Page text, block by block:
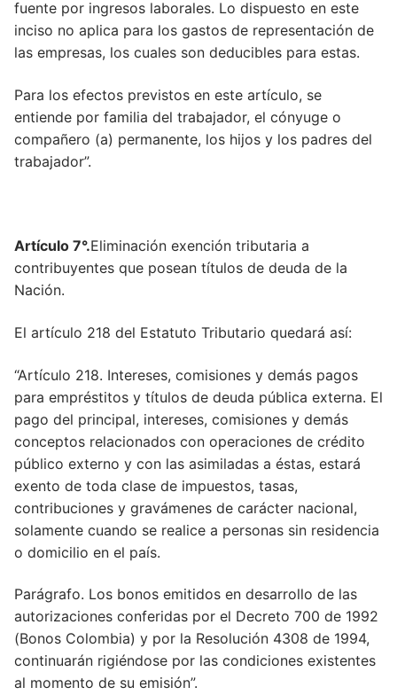
Artículo 125
Artículo 32
Artículo 34
Artículo
Artículo 39
Artículo 40
Artículo 41
Artículo 42
Artículo 424
Artículo 424
Artículo
fuente por ingresos laborales. Lo dispuesto en este
inciso no aplica para los gastos de representación de
las empresas, los cuales son deducibles para estas.
Para los efectos previstos en este artículo, se
entiende por familia del trabajador, el cónyuge o
compañero (a) permanente, los hijos y los padres del
trabajador”.
Artículo 7°.Eliminación exención tributaria a
contribuyentes que posean títulos de deuda de la
Nación.
El artículo 218 del Estatuto Tributario quedará así:
“Artículo 218. Intereses, comisiones y demás pagos
para empréstitos y títulos de deuda pública externa. El
pago del principal, intereses, comisiones y demás
conceptos relacionados con operaciones de crédito
público externo y con las asimiladas a éstas, estará
exento de toda clase de impuestos, tasas,
contribuciones y gravámenes de carácter nacional,
solamente cuando se realice a personas sin residencia
o domicilio en el país.
Parágrafo. Los bonos emitidos en desarrollo de las
autorizaciones conferidas por el Decreto 700 de 1992
(Bonos Colombia) y por la Resolución 4308 de 1994,
continuarán rigiéndose por las condiciones existentes
al momento de su emisión”.